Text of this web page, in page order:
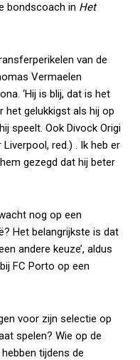
bondscoach in Het
van de
Vermaelen
‘Hij is blij, dat is het
het gelukkigst als hij op
speelt. Ook Divock Origi
red.) . Ik heb er
gezegd dat hij beter
nog op een
Het belangrijkste is dat
andere keuze’, aldus
FC Porto op een
voor zijn selectie op
spelen? Wie op de
tijdens de